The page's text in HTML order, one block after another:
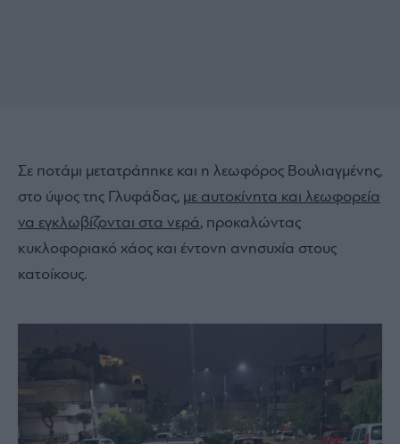
Σε ποτάμι μετατράπηκε και η λεωφόρος Βουλιαγμένης,
στο ύψος της Γλυφάδας, με αυτοκίνητα και λεωφορεία
να εγκλωβίζονται στα νερά, προκαλώντας
κυκλοφοριακό χάος και έντονη ανησυχία στους
κατοίκους.